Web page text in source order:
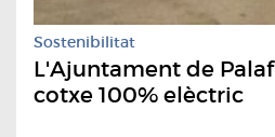
Sostenibilitat
L'Ajuntament de
cotxe 100% elèctric